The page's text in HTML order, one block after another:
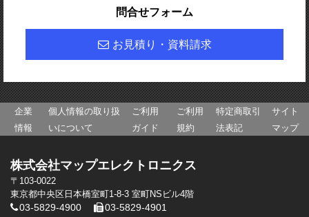
問合せフォーム
お見積り・資料請求
企業
情報
個人情報の取り扱
いについて
ご利用
ガイド
ご利用
規約
特定商取引
法表記
サイト
マップ
株式会社マップエレクトロニクス
〒103-0022
東京都中央区日本橋室町1-8-3 室町NSビル4階
03-5829-4900 03-5829-4901